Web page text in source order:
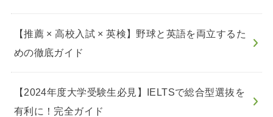
【推薦 × 高校入試 × 英検】野球と英語を両立するた
めの徹底ガイド
【2024年度大学受験生必見】IELTSで総合型選抜を
有利に！完全ガイド